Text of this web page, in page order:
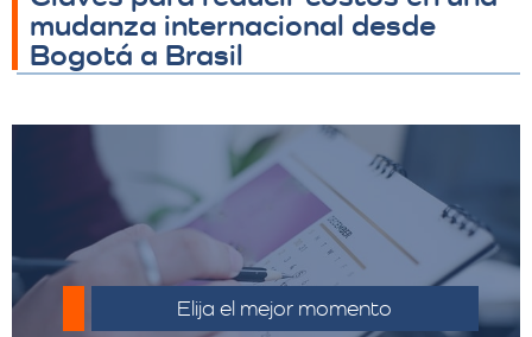
mudanza internacional desde
Bogotá a Brasil
Elija el mejor momento
Planifique su mudanza con anticipación
para evitar costos adicionales por
urgencias.